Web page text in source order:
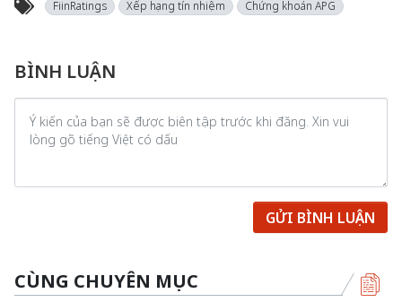
FiinRatings Xếp hạng tín nhiệm Chứng khoán APG
BÌNH LUẬN
GỬI BÌNH LUẬN
CÙNG CHUYÊN MỤC